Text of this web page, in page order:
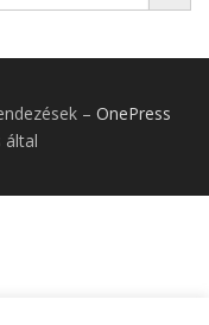
– OnePress
által